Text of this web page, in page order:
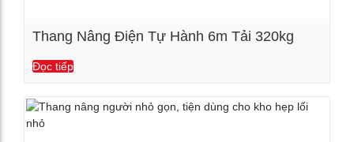
Thang Nâng Điện Tự Hành 6m Tải 320kg
Đọc tiếp